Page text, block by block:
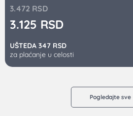
3.472 RSD
3.125 RSD
UŠTEDA 347 RSD
za plaćanje u celosti
Pogledajte sve